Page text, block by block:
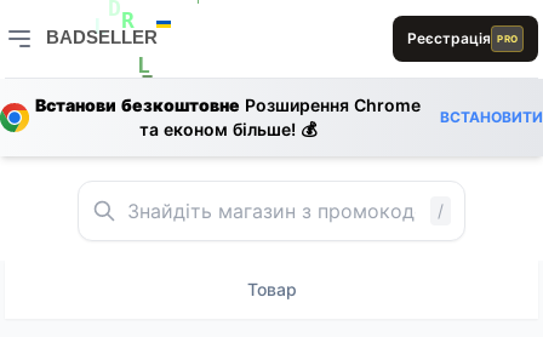
S
R
1
L
L
0
E
D
E
L
1
BADSELLER
BADSELLER — порівняння цін і знижки
Реєстрація PRO
Встанови безкоштовне Розширення Chrome
та економ більше! 💰
ВСТАНОВИТИ
/
Товар